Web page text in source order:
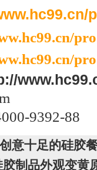
9392-88
意十足的硅胶
制品外观变黄